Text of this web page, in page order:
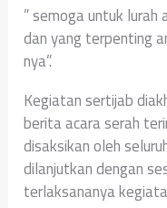
” semoga untuk
dan yang terpenting
nya”.
Kegiatan sertijab
berita acara serah
disaksikan oleh
dilanjutkan dengan
terlaksananya